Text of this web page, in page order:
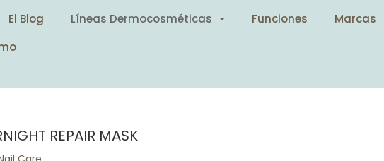
El Blog Líneas Dermocosméticas Funciones Marcas
REPAIR MASK